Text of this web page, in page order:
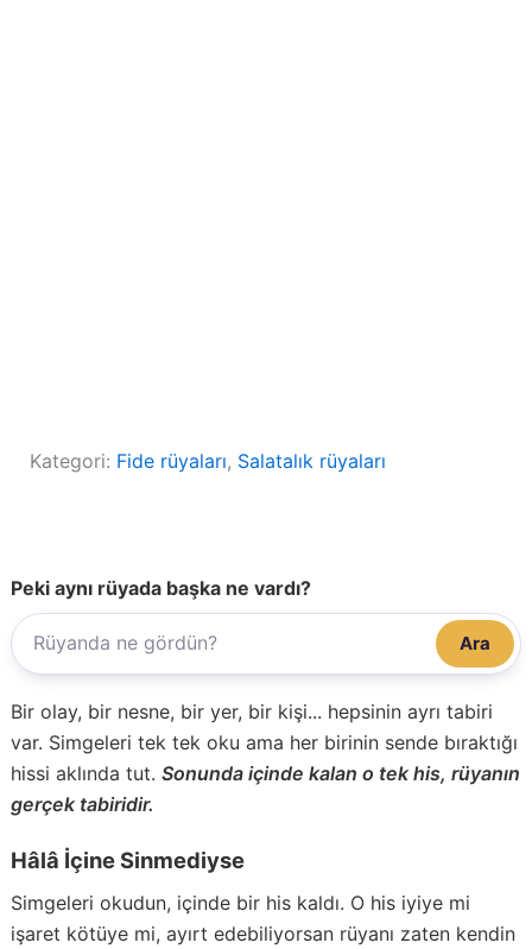
Kategori: Fide rüyaları, Salatalık rüyaları
Peki aynı rüyada başka ne vardı?
Ara
Bir olay, bir nesne, bir yer, bir kişi... hepsinin ayrı tabiri
var. Simgeleri tek tek oku ama her birinin sende bıraktığı
hissi aklında tut. Sonunda içinde kalan o tek his, rüyanın
gerçek tabiridir.
Hâlâ İçine Sinmediyse
Simgeleri okudun, içinde bir his kaldı. O his iyiye mi
işaret kötüye mi, ayırt edebiliyorsan rüyanı zaten kendin